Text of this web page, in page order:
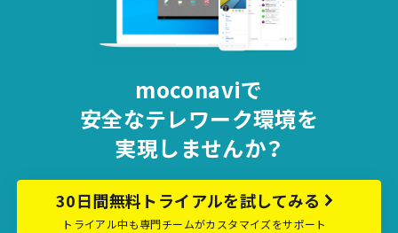
moconaviで
安全なテレワーク環境を
実現しませんか？
30日間無料トライアルを試してみる
トライアル中も専門チームがカスタマイズをサポート